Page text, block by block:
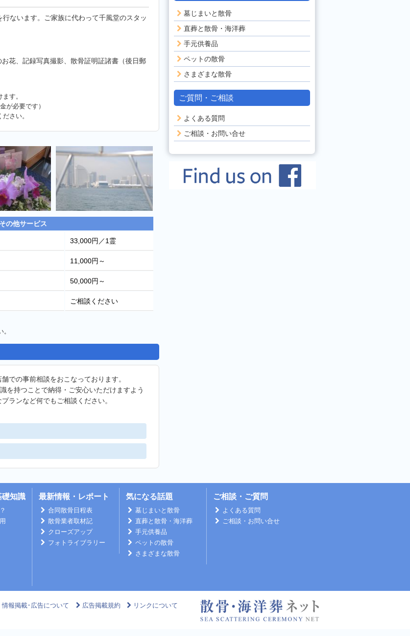
ないます。ご家族に代わって千風堂のスタッ
花、記録写真撮影、散骨証明証諸書（後日郵
す。
が必要です）
さい。
の他サービス
33,000円／1霊
11,000円～
50,000円～
ご相談ください
での事前相談をおこなっております。
を持つことで納得・ご安心いただけますよう
ランなど何でもご相談ください。
墓じまいと散骨
直葬と散骨・海洋葬
手元供養品
ペットの散骨
さまざまな散骨
ご質問・ご相談
よくある質問
ご相談・お問い合せ
礎知識 最新情報・レポート
合同散骨日程表
散骨業者取材記
クローズアップ
フォトライブラリー
気になる話題
墓じまいと散骨
直葬と散骨・海洋葬
手元供養品
ペットの散骨
さまざまな散骨
ご相談・ご質問
よくある質問
ご相談・お問い合せ
情報掲載･広告について 広告掲載規約 リンクについて